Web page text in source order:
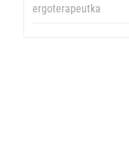
ergoterapeutka